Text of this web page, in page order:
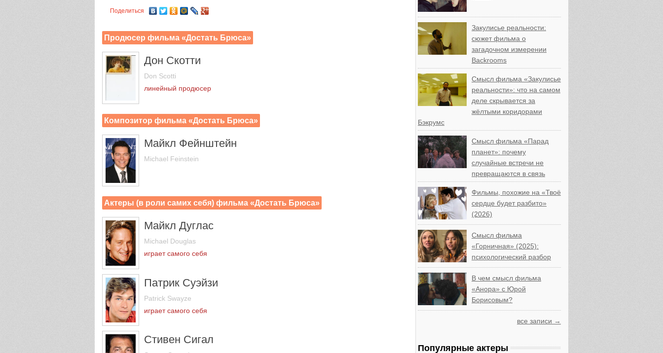
Поделиться
Продюсер фильма «Достать Брюса»
Дон Скотти
Don Scotti
линейный продюсер
Композитор фильма «Достать Брюса»
Майкл Фейнштейн
Michael Feinstein
Актеры (в роли самих себя) фильма «Достать Брюса»
Майкл Дуглас
Michael Douglas
играет самого себя
Патрик Суэйзи
Patrick Swayze
играет самого себя
Стивен Сигал
Закулисье реальности:
сюжет фильма о
загадочном измерении
Backrooms
Смысл фильма «Закулисье
реальности»: что на самом
деле скрывается за
жёлтыми коридорами
Бэкрумс
Смысл фильма «Парад
планет»: почему
случайные встречи не
превращаются в связь
Фильмы, похожие на «Твоё
сердце будет разбито»
(2026)
Смысл фильма
«Горничная» (2025):
психологический разбор
В чем смысл фильма
«Анора» с Юрой
Борисовым?
все записи →
Популярные актеры